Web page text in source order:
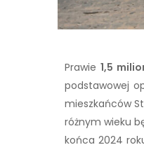
Prawie 1,5
podstawowej
mieszkańców
różnym wieku
końca 2024